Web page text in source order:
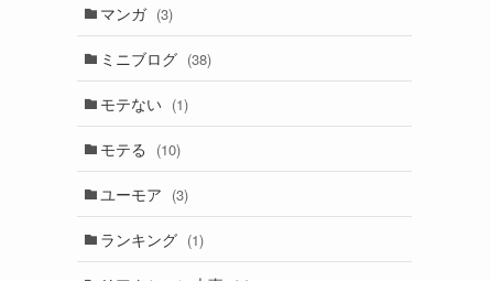
マンガ (3)
ミニブログ (38)
モテない (1)
モテる (10)
ユーモア (3)
ランキング (1)